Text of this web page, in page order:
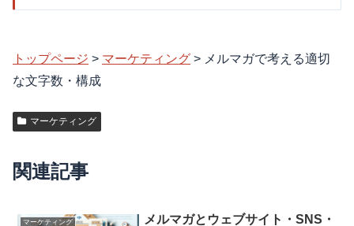
トップページ > マーケティング > メルマガで考える適切
な文字数・構成
マーケティング
関連記事
マーケティング
メルマガとウェブサイト・SNS・